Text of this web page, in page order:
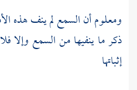
ومعلوم أن السمع لم ينف هذه
ذكر ما ينفيها من السمع وإلا
إثباتها